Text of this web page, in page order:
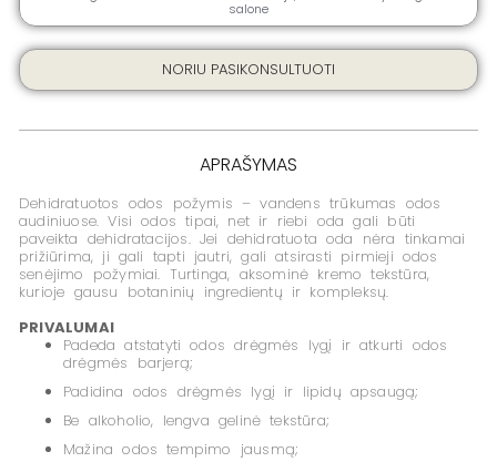
ML
salone
NORIU PASIKONSULTUOTI
APRAŠYMAS
Dehidratuotos odos požymis – vandens trūkumas odos
audiniuose. Visi odos tipai, net ir riebi oda gali būti
paveikta dehidratacijos. Jei dehidratuota oda nėra tinkamai
prižiūrima, ji gali tapti jautri, gali atsirasti pirmieji odos
senėjimo požymiai. Turtinga, aksominė kremo tekstūra,
kurioje gausu botaninių ingredientų ir kompleksų.
PRIVALUMAI
Padeda atstatyti odos drėgmės lygį ir atkurti odos
drėgmės barjerą;
Padidina odos drėgmės lygį ir lipidų apsaugą;
Be alkoholio, lengva gelinė tekstūra;
Mažina odos tempimo jausmą;